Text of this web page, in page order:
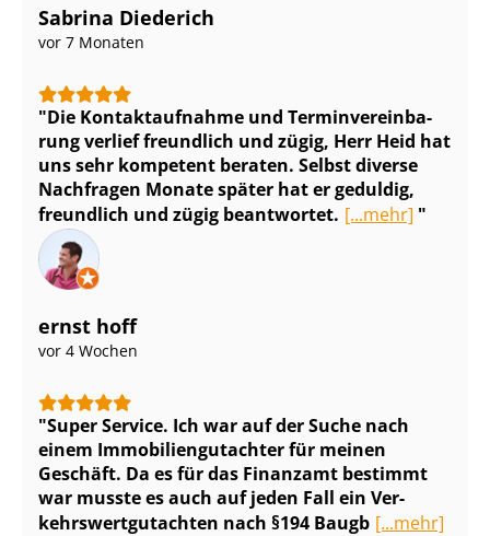
Sabrina Diederich
vor 7 Monaten
Die Kontaktaufnahme und Ter­min­ver­ein­ba­
rung verlief freundlich und zügig, Herr Heid hat
uns sehr kompetent beraten. Selbst diverse
Nachfragen Monate später hat er geduldig,
freundlich und zügig beantwortet. [...mehr]
ernst hoff
vor 4 Wochen
Super Service. Ich war auf der Suche nach
einem Im­mo­bi­li­en­gut­ach­ter für meinen
Geschäft. Da es für das Finanzamt bestimmt
war musste es auch auf jeden Fall ein Ver­
kehrs­wert­gut­ach­ten nach §194 Baugb [...mehr]